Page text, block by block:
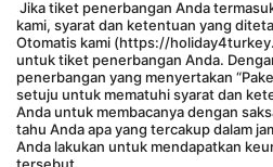
kami, syarat dan ketentuan yang
Otomatis kami (https://
untuk tiket penerbangan Anda.
penerbangan yang menyertakan
setuju untuk mematuhi syarat dan
Anda untuk membacanya dengan
tahu Anda apa yang tercakup dalam
Anda lakukan untuk mendapatkan